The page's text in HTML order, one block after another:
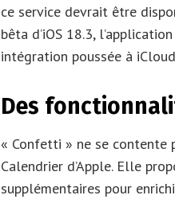
ce service devrait être
bêta d’iOS 18.3,
intégration poussée à
Des
« Confetti » ne se contente
Calendrier d’Apple. Elle
supplémentaires pour